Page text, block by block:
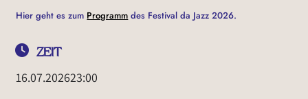
Hier geht es zum Programm des Festival da Jazz 2026.
ZEIT
16.07.202623:00